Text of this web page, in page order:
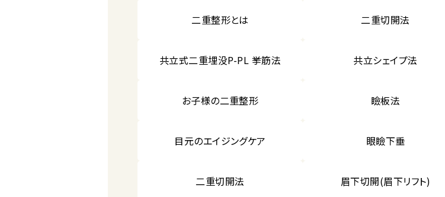
二重整形とは 二重切開法
共立式二重埋没P-PL 挙筋法 共立シェイプ法
お子様の二重整形 瞼板法
目元のエイジングケア 眼瞼下垂
二重切開法 眉下切開(眉下リフト)